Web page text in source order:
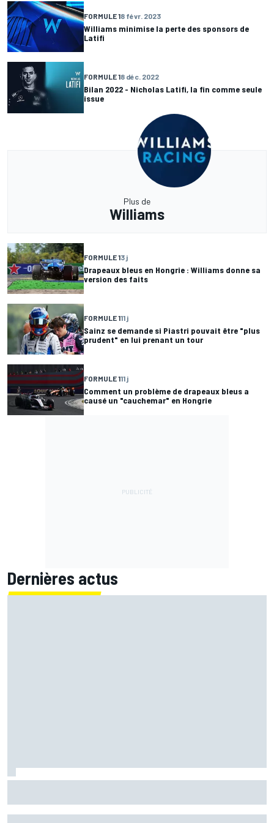
FORMULE 18 févr. 2023
Williams minimise la perte des sponsors de
Latifi
FORMULE 18 déc. 2022
Bilan 2022 - Nicholas Latifi, la fin comme seule
issue
Plus de
Williams
FORMULE 13 j
Drapeaux bleus en Hongrie : Williams donne sa
version des faits
FORMULE 111 j
Sainz se demande si Piastri pouvait être "plus
prudent" en lui prenant un tour
FORMULE 111 j
Comment un problème de drapeaux bleus a
causé un "cauchemar" en Hongrie
Dernières actus